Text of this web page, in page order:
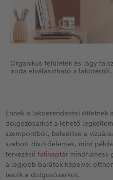
Organikus felületek és lágy
iroda elválasztható a lakótértől.
Ennek a lakberendezési ötletnek
dolgozósarkot a lehető
szempontból, beleértve a
szabott díszítőelemek, mint
tervezésűfalinaptár mindfulness
a legjobb barátok képeivel
teszik a dolgozósarkot.